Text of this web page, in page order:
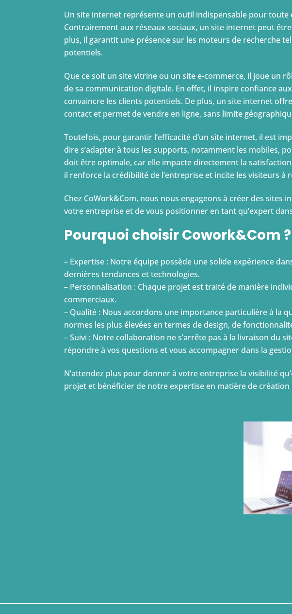
Un site internet représente un outil indispensable pour
Contrairement aux réseaux sociaux, un site internet peut
plus, il garantit une présence sur les moteurs de recherche
potentiels.
Que ce soit un site vitrine ou un site e-commerce, il joue un
de sa communication digitale. En effet, il inspire confiance
convaincre les clients potentiels. De plus, un site internet
contact et permet de vendre en ligne, sans limite
Toutefois, pour garantir l’efficacité d’un site internet, il est
dire s’adapter à tous les supports, notamment les mobiles,
doit être optimale, car elle impacte directement la
il renforce la crédibilité de l’entreprise et incite les visiteurs à
Chez CoWork&Com, nous nous engageons à créer des
votre entreprise et de vous positionner en tant qu’expert
Pourquoi choisir Cowork&Com ?
– Expertise : Notre équipe possède une solide expérience
dernières tendances et technologies.
– Personnalisation : Chaque projet est traité de manière
commerciaux.
– Qualité : Nous accordons une importance particulière à la
normes les plus élevées en termes de design, de
– Suivi : Notre collaboration ne s’arrête pas à la livraison du
répondre à vos questions et vous accompagner dans la
N’attendez plus pour donner à votre entreprise la visibilité
projet et bénéficier de notre expertise en matière de